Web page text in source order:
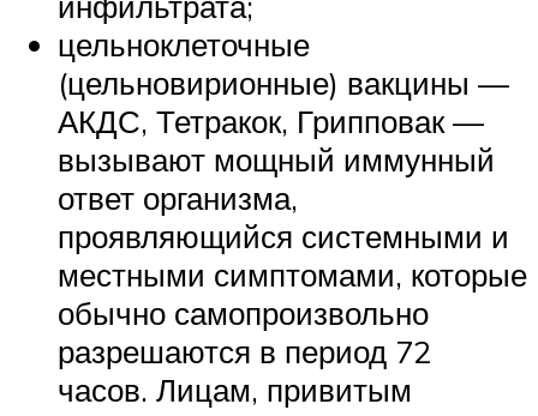
цельноклеточные
(цельновирионные) вакцины —
АКДС, Тетракок, Грипповак —
вызывают мощный иммунный
ответ организма,
проявляющийся системными и
местными симптомами, которые
обычно самопроизвольно
разрешаются в период 72
часов. Лицам, привитым